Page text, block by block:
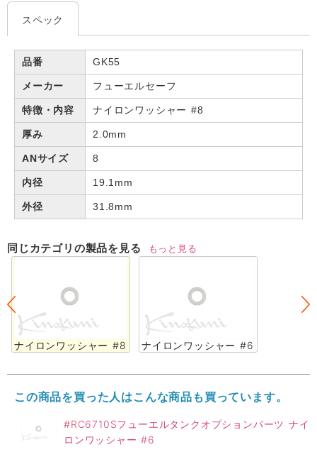
スペック
品番 GK55
メーカー フューエルセーフ
特徴・内容 ナイロンワッシャー #8
厚み 2.0mm
ANサイズ 8
内径 19.1mm
外径 31.8mm
同じカテゴリの製品を見る もっと見る
ナイロンワッシャー #8 ナイロンワッシャー #6
この商品を買った人はこんな商品も買っています。
#RC6710Sフューエルタンクオプションパーツ ナイ
ロンワッシャー #6